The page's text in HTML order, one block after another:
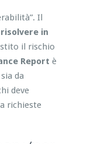
Il
risolvere in
il rischio
Report è
da
deve
richieste